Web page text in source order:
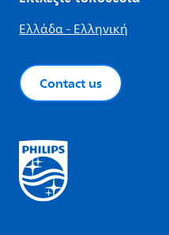
Ελλάδα - Ελληνική
Contact us